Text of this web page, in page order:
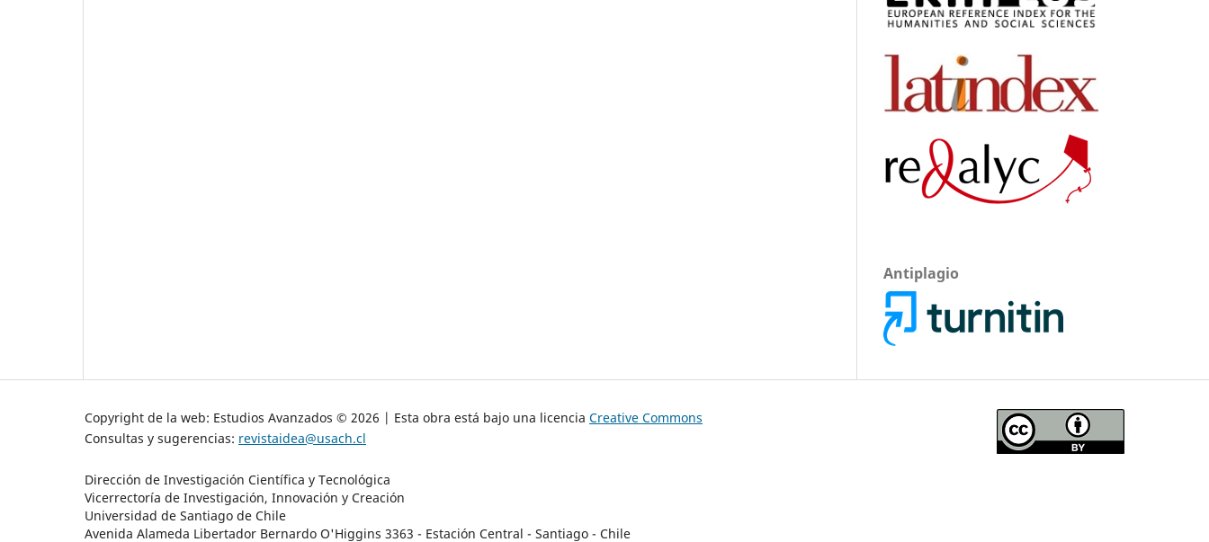
Antiplagio
Copyright de la web: Estudios Avanzados © 2026 | Esta obra está bajo una licencia Creative Commons
Consultas y sugerencias: revistaidea@usach.cl
Dirección de Investigación Científica y Tecnológica
Vicerrectoría de Investigación, Innovación y Creación
Universidad de Santiago de Chile
Avenida Alameda Libertador Bernardo O'Higgins 3363 - Estación Central - Santiago - Chile